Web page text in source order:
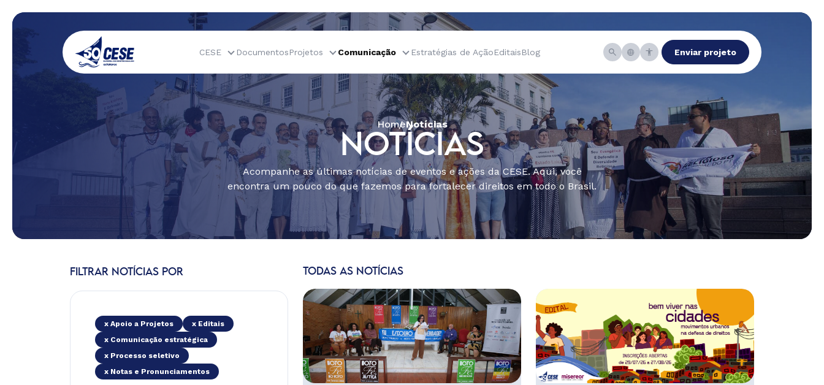
CESE DocumentosProjetos Comunicação Estratégias de AçãoEditaisBlog Enviar projeto
HomeNotícias
NOTÍCIAS
Acompanhe as últimas notícias de eventos e ações da CESE. Aqui, você
encontra um pouco do que fazemos para fortalecer direitos em todo o Brasil.
FILTRAR NOTÍCIAS POR
x Apoio a Projetos
x Editais
x Comunicação estratégica
x Processo seletivo
x Notas e Pronunciamentos
TODAS AS NOTÍCIAS